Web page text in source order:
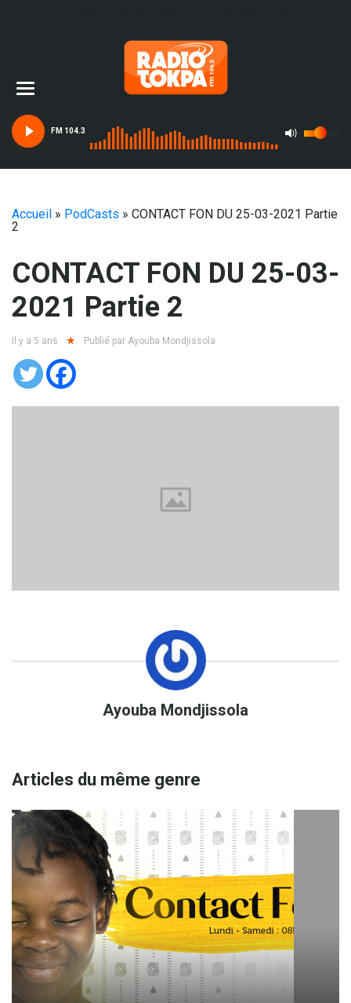
FM 104.3
Accueil » PodCasts » CONTACT FON DU 25-03-2021 Partie
2
CONTACT FON DU 25-03-
2021 Partie 2
Il y a 5 ans Publié par Ayouba Mondjissola
Ayouba Mondjissola
Articles du même genre